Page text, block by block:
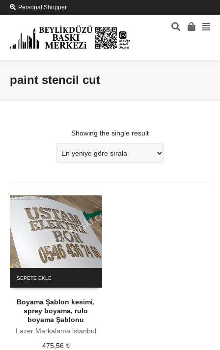
Personal Shopper
paint stencil cut
Showing the single result
SEPETE EKLE
Boyama Şablon kesimi,
sprey boyama, rulo
boyama Şablonu
Lazer Markalama istanbul
475,56 ₺